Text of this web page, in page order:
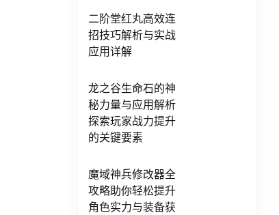
二阶堂红丸高效连
招技巧解析与实战
应用详解
龙之谷生命石的神
秘力量与应用解析
探索玩家战力提升
的关键要素
魔域神兵修改器全
攻略助你轻松提升
角色实力与装备获